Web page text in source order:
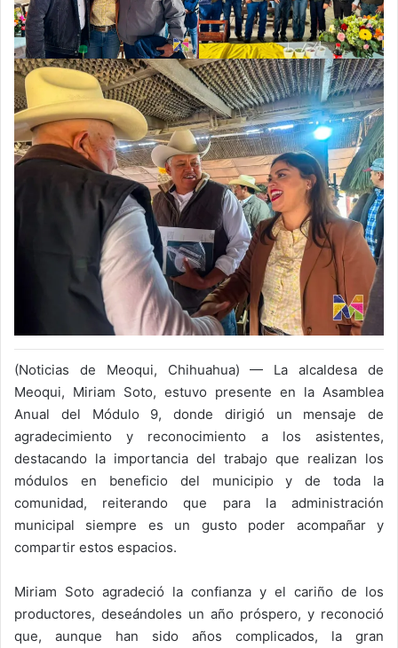
(Noticias de Meoqui, Chihuahua) — La alcaldesa de
Meoqui, Miriam Soto, estuvo presente en la Asamblea
Anual del Módulo 9, donde dirigió un mensaje de
agradecimiento y reconocimiento a los asistentes,
destacando la importancia del trabajo que realizan los
módulos en beneficio del municipio y de toda la
comunidad, reiterando que para la administración
municipal siempre es un gusto poder acompañar y
compartir estos espacios.
Miriam Soto agradeció la confianza y el cariño de los
productores, deseándoles un año próspero, y reconoció
que, aunque han sido años complicados, la gran